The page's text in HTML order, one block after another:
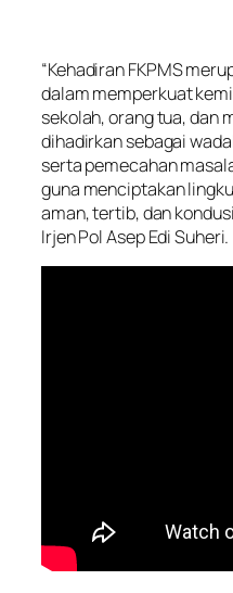
“Kehadiran FKPMS
dalam memperkuat
sekolah, orang tua, dan
dihadirkan sebagai
serta pemecahan
guna menciptakan
aman, tertib, dan
Irjen Pol Asep Edi Suheri.